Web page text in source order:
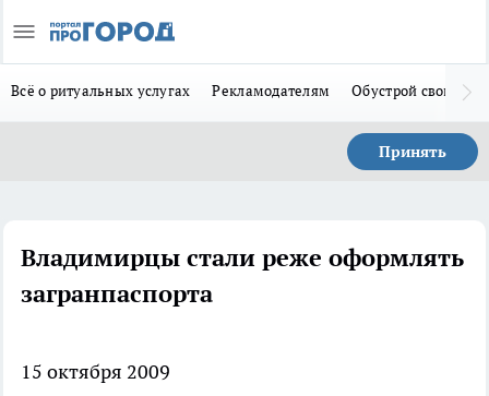
Всё о ритуальных услугах Рекламодателям Обустрой свой дом
Принять
Владимирцы стали реже оформлять
загранпаспорта
15 октября 2009